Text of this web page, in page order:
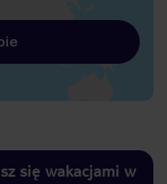
się wakacjami w